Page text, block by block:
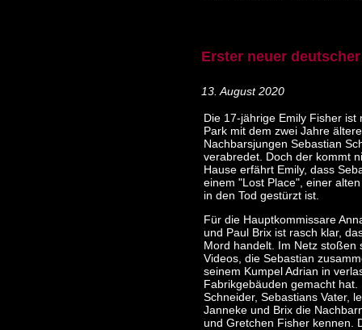
Erster neuer
13. August 2020
Die 17-jährige Emily Fisher ist
Park mit dem zwei Jahre
Nachbarsjungen Sebastian
verabredet. Doch der kommt
Hause erfährt Emily, dass
einem "Lost Place", einer
in den Tod gestürzt ist.
Für die Hauptkommissare
und Paul Brix ist rasch klar,
Mord handelt. Im Netz stoßen
Videos, die Sebastian
seinem Kumpel Adrian in
Fabrikgebäuden gemacht hat.
Schneider, Sebastians Vater,
Janneke und Brix die
und Gretchen Fisher kennen.